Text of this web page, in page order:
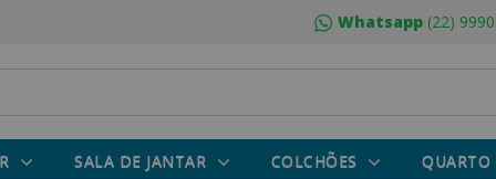
Whatsapp(22)
SALA DE JANTAR COLCHÕES QUARTO